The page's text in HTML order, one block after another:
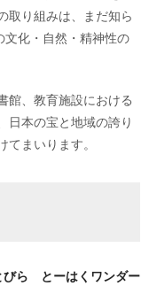
取り組みは、まだ知ら
文化・自然・精神性の
館、教育施設における
日本の宝と地域の誇り
まいります。
びら とーはくワンダー